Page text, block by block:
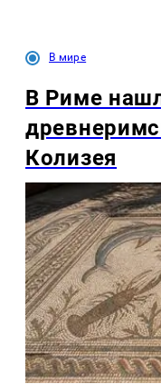
В мире
В Риме
Колизея